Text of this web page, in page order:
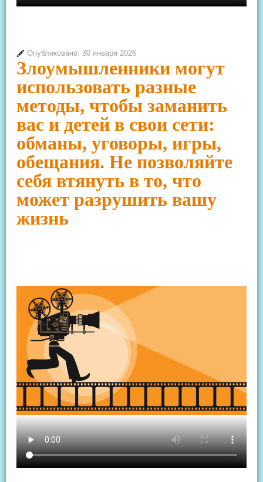
Опубликовано: 30 января 2026
Злоумышленники могут
использовать разные
методы, чтобы заманить
вас и детей в свои сети:
обманы, уговоры, игры,
обещания. Не позволяйте
себя втянуть в то, что
может разрушить вашу
жизнь